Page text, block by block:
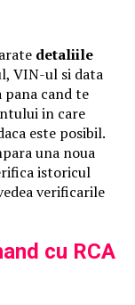
detaliile
VIN-ul si data
pana cand te
in care
este posibil.
una noua
istoricul
verificarile
cu RCA